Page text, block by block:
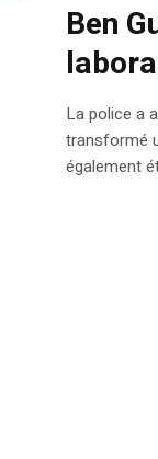
Ben
La police a
transformé
également